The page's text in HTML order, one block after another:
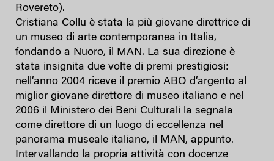
Rovereto).
Cristiana Collu è stata la più giovane direttrice di
un museo di arte contemporanea in Italia,
fondando a Nuoro, il MAN. La sua direzione è
stata insignita due volte di premi prestigiosi:
nell’anno 2004 riceve il premio ABO d’argento al
miglior giovane direttore di museo italiano e nel
2006 il Ministero dei Beni Culturali la segnala
come direttore di un luogo di eccellenza nel
panorama museale italiano, il MAN, appunto.
Intervallando la propria attività con docenze